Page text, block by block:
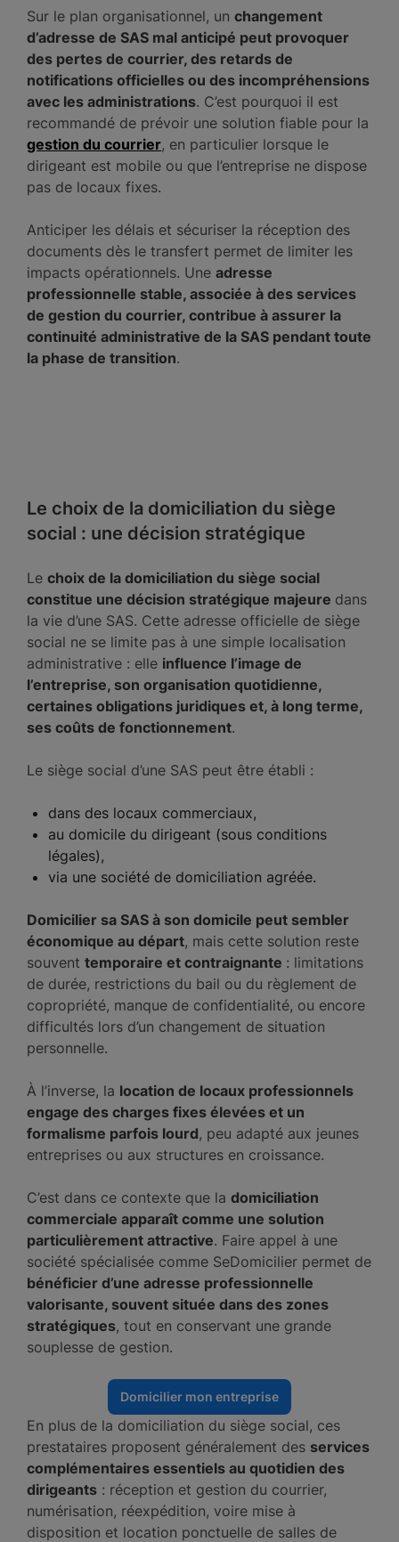
Sur le plan organisationnel, un changement
d’adresse de SAS mal anticipé peut provoquer
des pertes de courrier, des retards de
notifications officielles ou des incompréhensions
avec les administrations. C’est pourquoi il est
recommandé de prévoir une solution fiable pour la
gestion du courrier, en particulier lorsque le
dirigeant est mobile ou que l’entreprise ne dispose
pas de locaux fixes.
Anticiper les délais et sécuriser la réception des
documents dès le transfert permet de limiter les
impacts opérationnels. Une adresse
professionnelle stable, associée à des services
de gestion du courrier, contribue à assurer la
continuité administrative de la SAS pendant toute
la phase de transition.
Le choix de la domiciliation du siège
social : une décision stratégique
Le choix de la domiciliation du siège social
constitue une décision stratégique majeure dans
la vie d’une SAS. Cette adresse officielle de siège
social ne se limite pas à une simple localisation
administrative : elle influence l’image de
l’entreprise, son organisation quotidienne,
certaines obligations juridiques et, à long terme,
ses coûts de fonctionnement.
Le siège social d’une SAS peut être établi :
dans des locaux commerciaux,
au domicile du dirigeant (sous conditions
légales),
via une société de domiciliation agréée.
Domicilier sa SAS à son domicile peut sembler
économique au départ, mais cette solution reste
souvent temporaire et contraignante : limitations
de durée, restrictions du bail ou du règlement de
copropriété, manque de confidentialité, ou encore
difficultés lors d’un changement de situation
personnelle.
À l’inverse, la location de locaux professionnels
engage des charges fixes élevées et un
formalisme parfois lourd, peu adapté aux jeunes
entreprises ou aux structures en croissance.
C’est dans ce contexte que la domiciliation
commerciale apparaît comme une solution
particulièrement attractive. Faire appel à une
société spécialisée comme SeDomicilier permet de
bénéficier d’une adresse professionnelle
valorisante, souvent située dans des zones
stratégiques, tout en conservant une grande
souplesse de gestion.
Domicilier mon entreprise
En plus de la domiciliation du siège social, ces
prestataires proposent généralement des services
complémentaires essentiels au quotidien des
dirigeants : réception et gestion du courrier,
numérisation, réexpédition, voire mise à
disposition et location ponctuelle de salles de